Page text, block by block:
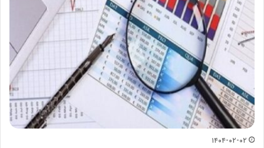
۱۴۰۴-۰۲-۰۲